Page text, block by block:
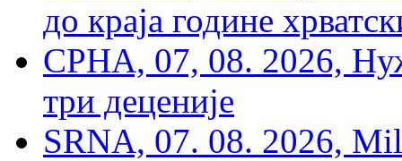
до краја године
СРНА, 07, 08. 2026,
три деценије
SRNA, 07. 08. 2026,